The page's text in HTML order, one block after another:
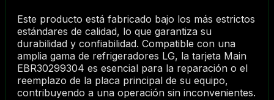
Este producto está fabricado bajo los más estrictos
estándares de calidad, lo que garantiza su
durabilidad y confiabilidad. Compatible con una
amplia gama de refrigeradores LG, la tarjeta Main
EBR30299304 es esencial para la reparación o el
reemplazo de la placa principal de su equipo,
contribuyendo a una operación sin inconvenientes.